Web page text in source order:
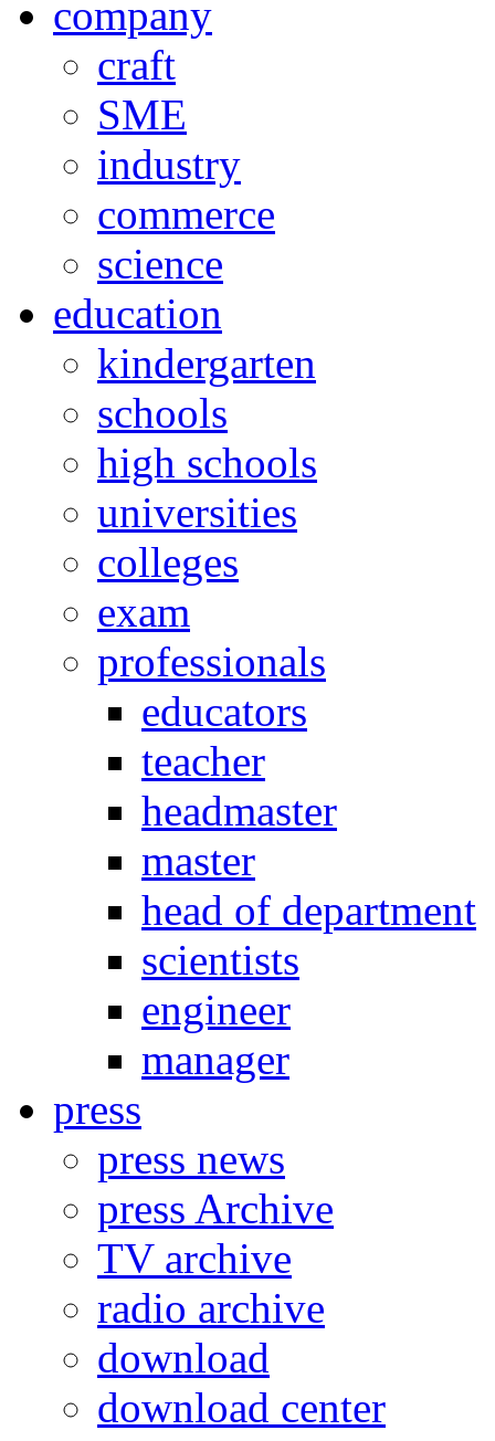
company
craft
SME
industry
commerce
science
education
kindergarten
schools
high schools
universities
colleges
exam
professionals
educators
teacher
headmaster
master
head of department
scientists
engineer
manager
press
press news
press Archive
TV archive
radio archive
download
download center